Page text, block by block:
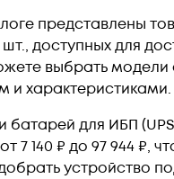
представлены
шт., доступных для
выбрать модели
и характеристиками.
батарей для ИБП
7 140 ₽ до 97 944 ₽,
устройство